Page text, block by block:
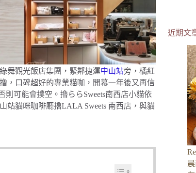
舞觀光飯店集團，緊鄰捷運中山站旁，橘紅
，口碑超好的專業貓咖，開幕一年後又再信
可能會撲空。擼ららSweets南西店小貓依
站貓咪咖啡廳擼LALA Sweets 南西店，與貓
近期文